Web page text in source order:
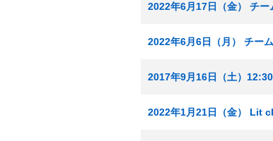
2022年6月17日（金） チ
2022年6月6日（月） チー
2017年9月16日（土）
2022年1月21日（金） Lit